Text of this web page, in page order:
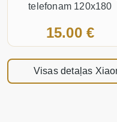
telefonam 120x180
15.00 €
Visas detaļas